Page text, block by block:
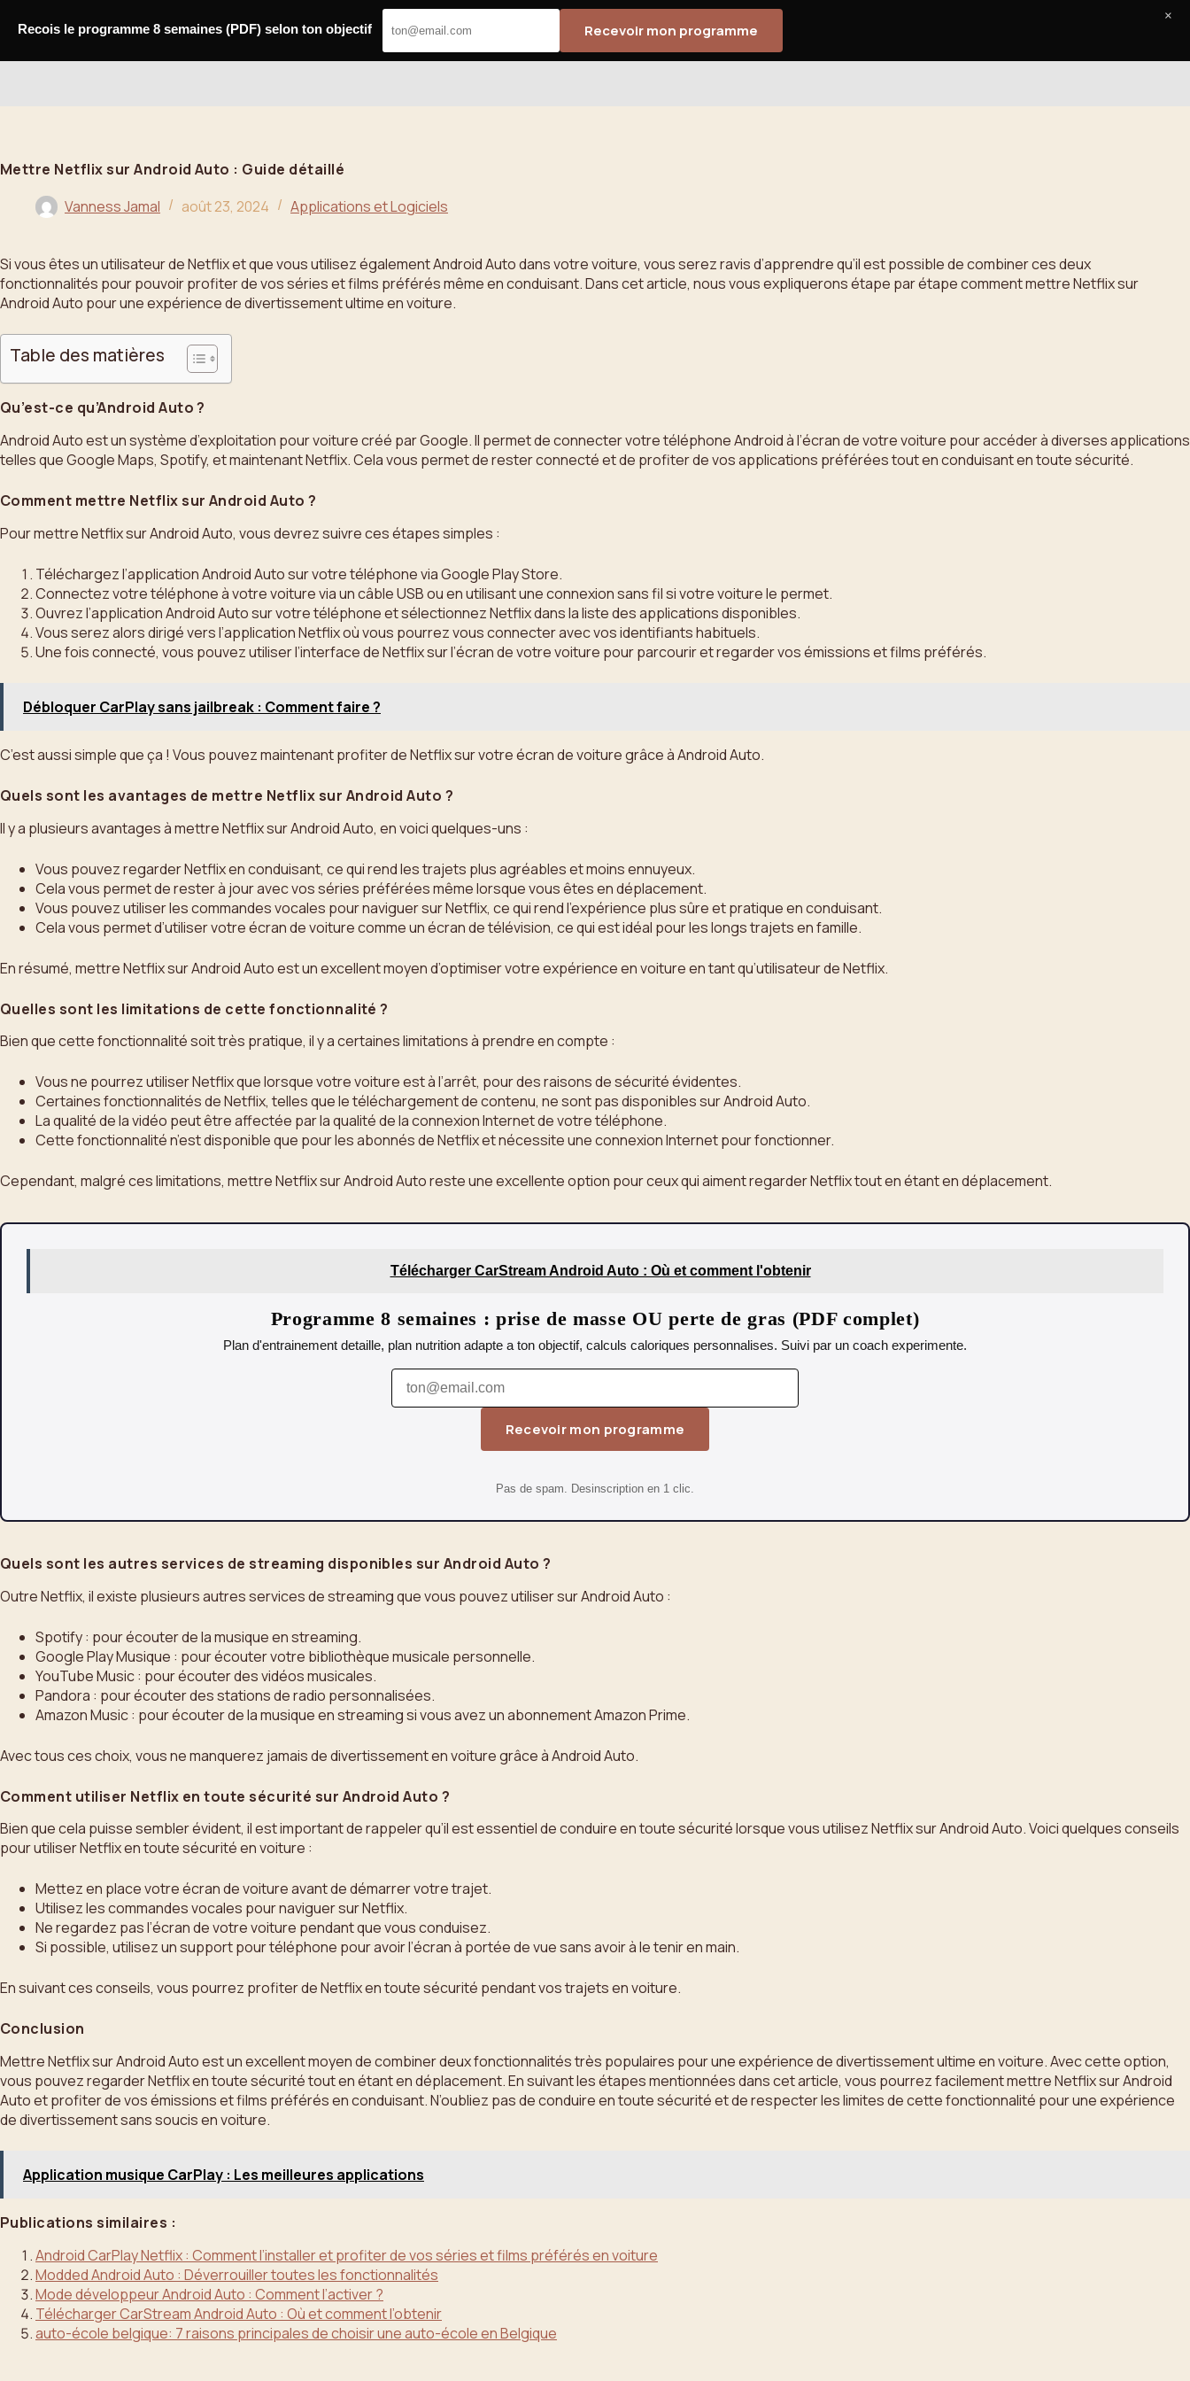
Mettre Netflix sur Android Auto : Guide détaillé
Vanness Jamal
août 23, 2024 Applications et Logiciels
Si vous êtes un utilisateur de Netflix et que vous utilisez également Android Auto dans votre voiture, vous serez ravis d’apprendre qu’il est possible de combiner ces deux
fonctionnalités pour pouvoir profiter de vos séries et films préférés même en conduisant. Dans cet article, nous vous expliquerons étape par étape comment mettre Netflix sur
Android Auto pour une expérience de divertissement ultime en voiture.
Table des matières
Qu’est-ce qu’Android Auto ?
Android Auto est un système d’exploitation pour voiture créé par Google. Il permet de connecter votre téléphone Android à l’écran de votre voiture pour accéder à diverses applications
telles que Google Maps, Spotify, et maintenant Netflix. Cela vous permet de rester connecté et de profiter de vos applications préférées tout en conduisant en toute sécurité.
Comment mettre Netflix sur Android Auto ?
Pour mettre Netflix sur Android Auto, vous devrez suivre ces étapes simples :
Téléchargez l’application Android Auto sur votre téléphone via Google Play Store.
Connectez votre téléphone à votre voiture via un câble USB ou en utilisant une connexion sans fil si votre voiture le permet.
Ouvrez l’application Android Auto sur votre téléphone et sélectionnez Netflix dans la liste des applications disponibles.
Vous serez alors dirigé vers l’application Netflix où vous pourrez vous connecter avec vos identifiants habituels.
Une fois connecté, vous pouvez utiliser l’interface de Netflix sur l’écran de votre voiture pour parcourir et regarder vos émissions et films préférés.
Débloquer CarPlay sans jailbreak : Comment faire ?
C’est aussi simple que ça ! Vous pouvez maintenant profiter de Netflix sur votre écran de voiture grâce à Android Auto.
Quels sont les avantages de mettre Netflix sur Android Auto ?
Il y a plusieurs avantages à mettre Netflix sur Android Auto, en voici quelques-uns :
Vous pouvez regarder Netflix en conduisant, ce qui rend les trajets plus agréables et moins ennuyeux.
Cela vous permet de rester à jour avec vos séries préférées même lorsque vous êtes en déplacement.
Vous pouvez utiliser les commandes vocales pour naviguer sur Netflix, ce qui rend l’expérience plus sûre et pratique en conduisant.
Cela vous permet d’utiliser votre écran de voiture comme un écran de télévision, ce qui est idéal pour les longs trajets en famille.
En résumé, mettre Netflix sur Android Auto est un excellent moyen d’optimiser votre expérience en voiture en tant qu’utilisateur de Netflix.
Quelles sont les limitations de cette fonctionnalité ?
Bien que cette fonctionnalité soit très pratique, il y a certaines limitations à prendre en compte :
Vous ne pourrez utiliser Netflix que lorsque votre voiture est à l’arrêt, pour des raisons de sécurité évidentes.
Certaines fonctionnalités de Netflix, telles que le téléchargement de contenu, ne sont pas disponibles sur Android Auto.
La qualité de la vidéo peut être affectée par la qualité de la connexion Internet de votre téléphone.
Cette fonctionnalité n’est disponible que pour les abonnés de Netflix et nécessite une connexion Internet pour fonctionner.
Cependant, malgré ces limitations, mettre Netflix sur Android Auto reste une excellente option pour ceux qui aiment regarder Netflix tout en étant en déplacement.
Télécharger CarStream Android Auto : Où et comment l'obtenir
Programme 8 semaines : prise de masse OU perte de gras (PDF complet)
Plan d'entrainement detaille, plan nutrition adapte a ton objectif, calculs caloriques personnalises. Suivi par un coach experimente.
Recevoir mon programme
Pas de spam. Desinscription en 1 clic.
Quels sont les autres services de streaming disponibles sur Android Auto ?
Outre Netflix, il existe plusieurs autres services de streaming que vous pouvez utiliser sur Android Auto :
Spotify : pour écouter de la musique en streaming.
Google Play Musique : pour écouter votre bibliothèque musicale personnelle.
YouTube Music : pour écouter des vidéos musicales.
Pandora : pour écouter des stations de radio personnalisées.
Amazon Music : pour écouter de la musique en streaming si vous avez un abonnement Amazon Prime.
Avec tous ces choix, vous ne manquerez jamais de divertissement en voiture grâce à Android Auto.
Comment utiliser Netflix en toute sécurité sur Android Auto ?
Bien que cela puisse sembler évident, il est important de rappeler qu’il est essentiel de conduire en toute sécurité lorsque vous utilisez Netflix sur Android Auto. Voici quelques conseils
pour utiliser Netflix en toute sécurité en voiture :
Mettez en place votre écran de voiture avant de démarrer votre trajet.
Utilisez les commandes vocales pour naviguer sur Netflix.
Ne regardez pas l’écran de votre voiture pendant que vous conduisez.
Si possible, utilisez un support pour téléphone pour avoir l’écran à portée de vue sans avoir à le tenir en main.
En suivant ces conseils, vous pourrez profiter de Netflix en toute sécurité pendant vos trajets en voiture.
Conclusion
Mettre Netflix sur Android Auto est un excellent moyen de combiner deux fonctionnalités très populaires pour une expérience de divertissement ultime en voiture. Avec cette option,
vous pouvez regarder Netflix en toute sécurité tout en étant en déplacement. En suivant les étapes mentionnées dans cet article, vous pourrez facilement mettre Netflix sur Android
Auto et profiter de vos émissions et films préférés en conduisant. N’oubliez pas de conduire en toute sécurité et de respecter les limites de cette fonctionnalité pour une expérience
de divertissement sans soucis en voiture.
Application musique CarPlay : Les meilleures applications
Publications similaires :
Android CarPlay Netflix : Comment l’installer et profiter de vos séries et films préférés en voiture
Modded Android Auto : Déverrouiller toutes les fonctionnalités
Mode développeur Android Auto : Comment l’activer ?
Télécharger CarStream Android Auto : Où et comment l’obtenir
auto-école belgique: 7 raisons principales de choisir une auto-école en Belgique
Recois le programme 8 semaines (PDF) selon ton objectif Recevoir mon programme
×